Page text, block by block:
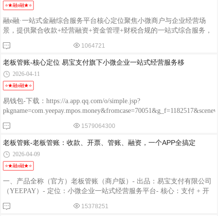
⭐★融e融★⭐
融e融·一站式金融综合服务平台核心定位聚焦小微商户与企业经营场
景，提供聚合收款+经营融资+资金管理+财税合规的一站式综合服务，
全合规拓生意。核心功能1. 全域收款- 全渠道覆盖：支持微信、支付
宝、银联云闪付、银行卡、数字人民币，一码聚合收款。- 多场景适
配：线下扫码、POS机、智能音箱；线上小程序、APP收银台，满足门
店、电商、外卖等全场景。- 资金安全：持牌机构清算，资金直达商户
账户，杜绝二清，到账明细秒级可查。2. 经营融资- 随借随还：纯信用
无抵押，
1064721
老板管账-核心定位 易宝支付旗下小微企业一站式经营服务移
2026-04-11
⭐★融e融★⭐
易钱包-下载：https://a.app.qq.com/o/simple.jsp?
POS：http://oss.flmyzf.com/yzf/html/regist/index.html?phone=%E4%
1579064300
老板管账-老板管账：收款、开票、管账、融资，一个APP全搞定
2026-04-09
⭐★融e融★⭐
一、产品全称（官方）老板管账（商户版）- 出品：易宝支付有限公司
（YEEPAY）- 定位：小微企业一站式经营服务平台- 核心：支付 + 开
开票、管账、融资，一个APP全搞定- 小微生意好帮手，手机管账更轻
15378251